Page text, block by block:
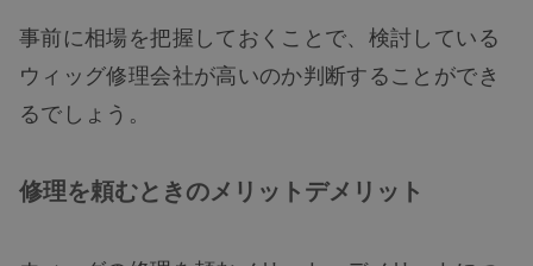
事前に相場を把握しておくことで、検討している
ウィッグ修理会社が高いのか判断することができ
るでしょう。
修理を頼むときのメリットデメリット